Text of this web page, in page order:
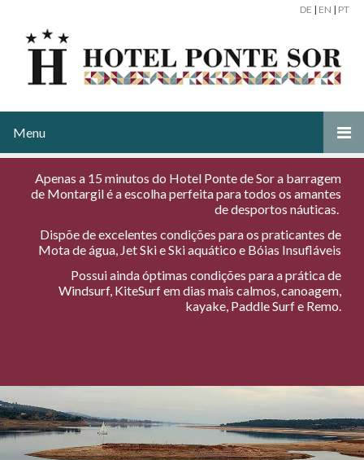
Menu
DE | EN | PT
Apenas a 15 minutos do Hotel Ponte de Sor a barragem
de Montargil é a escolha perfeita para todos os amantes
de desportos náuticas.
Dispõe de excelentes condições para os praticantes de
Mota de água, Jet Ski e Ski aquático e Bóias Insufláveis
Possui ainda óptimas condições para a prática de
Windsurf, KiteSurf em dias mais calmos, canoagem,
kayake, Paddle Surf e Remo.